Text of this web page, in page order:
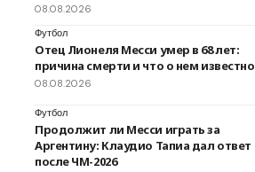
08.08.2026
Футбол
Отец Лионеля Месси умер в 68 лет:
причина смерти и что о нем известно
08.08.2026
Футбол
Продолжит ли Месси играть за
Аргентину: Клаудио Тапиа дал ответ
после ЧМ-2026